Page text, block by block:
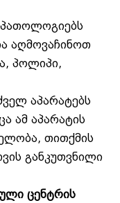
აღმოვაჩინოთ
პოლიპი,
აპარატებს
ამ აპარატის
თითქმის
განკუთვნილი
ცენტრის